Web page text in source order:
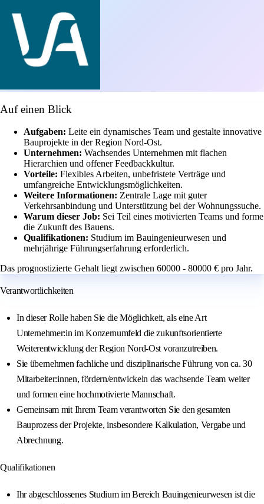
Auf einen Blick
Aufgaben: Leite ein dynamisches Team und gestalte innovative
Bauprojekte in der Region Nord-Ost.
Unternehmen: Wachsendes Unternehmen mit flachen
Hierarchien und offener Feedbackkultur.
Vorteile: Flexibles Arbeiten, unbefristete Verträge und
umfangreiche Entwicklungsmöglichkeiten.
Weitere Informationen: Zentrale Lage mit guter
Verkehrsanbindung und Unterstützung bei der Wohnungssuche.
Warum dieser Job: Sei Teil eines motivierten Teams und forme
die Zukunft des Bauens.
Qualifikationen: Studium im Bauingenieurwesen und
mehrjährige Führungserfahrung erforderlich.
Das prognostizierte Gehalt liegt zwischen 60000 - 80000 € pro Jahr.
Verantwortlichkeiten
In dieser Rolle haben Sie die Möglichkeit, als eine Art
Unternehmer:in im Konzernumfeld die zukunftsorientierte
Weiterentwicklung der Region Nord-Ost voranzutreiben.
Sie übernehmen fachliche und disziplinarische Führung von ca. 30
Mitarbeiter:innen, fördern/entwickeln das wachsende Team weiter
und formen eine hochmotivierte Mannschaft.
Gemeinsam mit Ihrem Team verantworten Sie den gesamten
Bauprozess der Projekte, insbesondere Kalkulation, Vergabe und
Abrechnung.
Qualifikationen
Ihr abgeschlossenes Studium im Bereich Bauingenieurwesen ist die